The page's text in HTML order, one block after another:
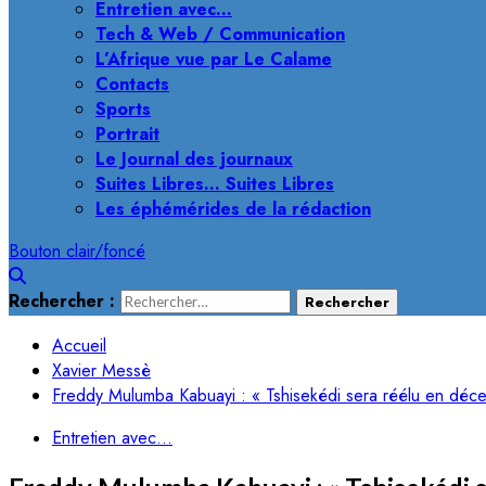
Entretien avec…
Tech & Web / Communication
L’Afrique vue par Le Calame
Contacts
Sports
Portrait
Le Journal des journaux
Suites Libres… Suites Libres
Les éphémérides de la rédaction
Bouton clair/foncé
Rechercher :
Accueil
Xavier Messè
Freddy Mulumba Kabuayi : « Tshisekédi sera réélu en
Entretien avec...